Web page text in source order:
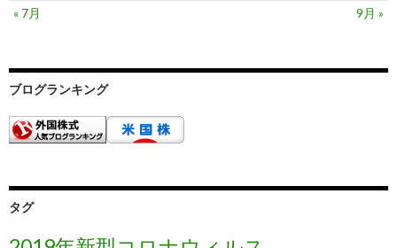
« 7月
9月 »
ブログランキング
タグ